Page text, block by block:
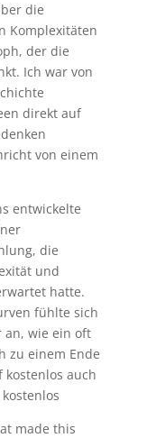
die
Komplexitäten
der die
Ich war von
direkt auf
von einem
entwickelte
die
und
hatte.
fühlte sich
an, wie ein oft
zu einem Ende
auch
made this